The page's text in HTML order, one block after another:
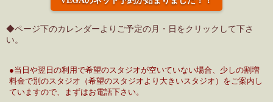
◆ページ下のカレンダーよりご予定の月・日をクリックして下さ
い。
●当日や翌日の利用で希望のスタジオが空いていない場合、少しの割増
料金で別のスタジオ（希望のスタジオより大きいスタジオ）をご案内し
ていますので、まずはお電話下さい。